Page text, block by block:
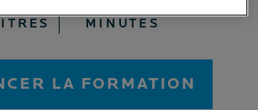
MINUTES
LA FORMATION